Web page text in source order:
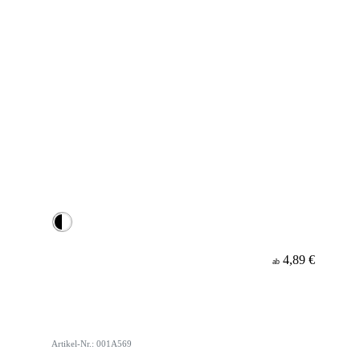
ab 4,89 €
Artikel-Nr.: 001A569